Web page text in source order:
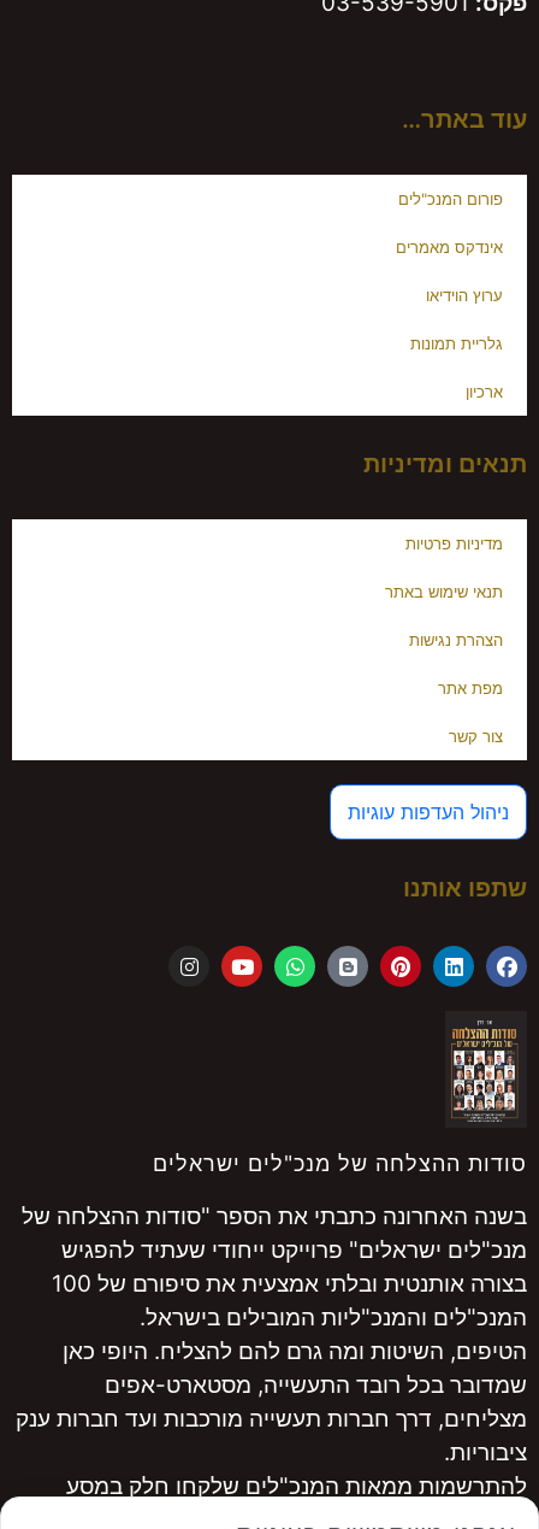
עוד באתר…
פורום המנכ"לים
אינדקס מאמרים
ערוץ הוידיאו
גלריית תמונות
ארכיון
תנאים ומדיניות
מדיניות פרטיות
תנאי שימוש באתר
הצהרת נגישות
מפת אתר
צור קשר
ניהול העדפות עוגיות
שתפו אותנו
סודות ההצלחה של מנכ"לים ישראלים
בשנה האחרונה כתבתי את הספר "סודות ההצלחה של
מנכ"לים ישראלים" פרוייקט ייחודי שעתיד להפגיש
בצורה אותנטית ובלתי אמצעית את סיפורם של 100
המנכ"לים והמנכ"ליות המובילים בישראל.
הטיפים, השיטות ומה גרם להם להצליח. היופי כאן
שמדובר בכל רובד התעשייה, מסטארט-אפים
מצליחים, דרך חברות תעשייה מורכבות ועד חברות ענק
ציבוריות.
להתרשמות ממאות המנכ"לים שלקחו חלק במסע